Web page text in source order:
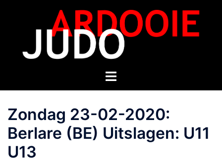
Zondag 23-02-2020:
Berlare (BE) Uitslagen: U11
U13